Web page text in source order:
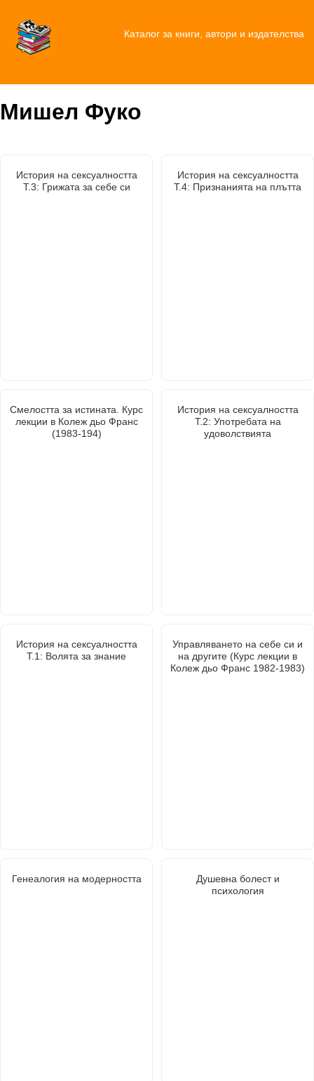
Каталог за книги, автори и издателства
Мишел Фуко
История на сексуалността
Т.3: Грижата за себе си
История на сексуалността
Т.4: Признанията на плътта
Смелостта за истината. Курс
лекции в Колеж дьо Франс
(1983-194)
История на сексуалността
Т.2: Употребата на
удоволствията
История на сексуалността
Т.1: Волята за знание
Управляването на себе си и
на другите (Курс лекции в
Колеж дьо Франс 1982-1983)
Генеалогия на модерността
Душевна болест и
психология